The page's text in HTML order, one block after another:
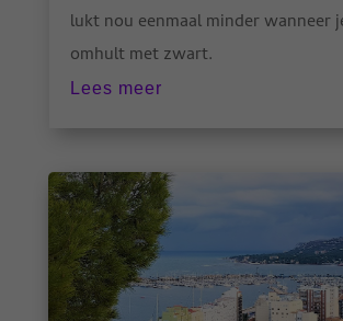
lukt nou eenmaal minder wanneer
omhult met zwart.
Lees meer